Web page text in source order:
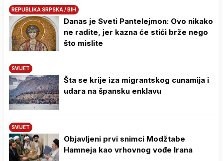
REPUBLIKA SRPSKA / BIH
Danas je Sveti Pantelejmon: Ovo nikako
ne radite, jer kazna će stići brže nego
što mislite
SVIJET
Šta se krije iza migrantskog cunamija i
udara na špansku enklavu
SVIJET
Objavljeni prvi snimci Modžtabe
Hamneja kao vrhovnog vođe Irana